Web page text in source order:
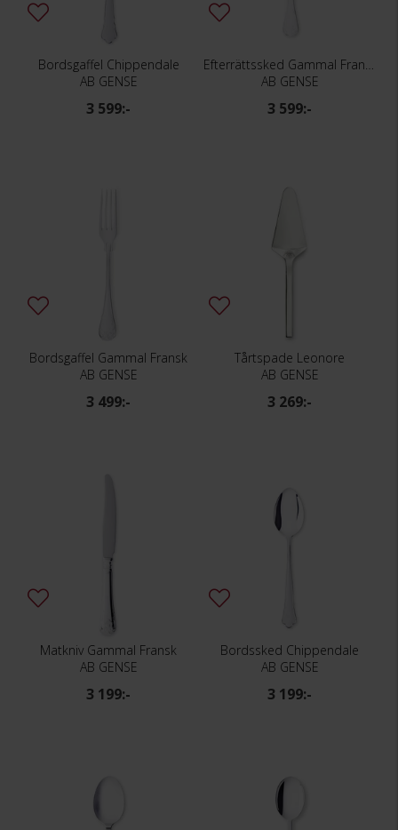
Bordsgaffel Chippendale
AB GENSE
3 599:-
Efterrättssked Gammal Fransk
AB GENSE
3 599:-
Bordsgaffel Gammal Fransk
AB GENSE
3 499:-
Tårtspade Leonore
AB GENSE
3 269:-
Matkniv Gammal Fransk
AB GENSE
3 199:-
Bordssked Chippendale
AB GENSE
3 199:-